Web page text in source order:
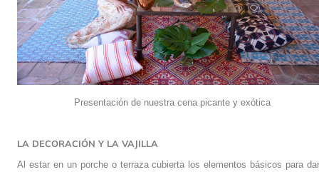
Presentación de nuestra cena picante y exótica
LA DECORACIÓN Y LA VAJILLA
Al estar en un porche o terraza cubierta los elementos básicos para